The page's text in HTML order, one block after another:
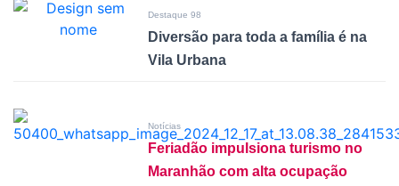
Destaque 98
Diversão para toda a família é na
Vila Urbana
Notícias
Feriadão impulsiona turismo no
Maranhão com alta ocupação